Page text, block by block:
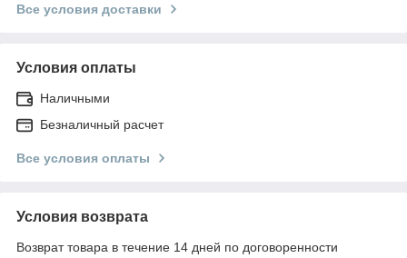
Все условия доставки
Условия оплаты
Наличными
Безналичный расчет
Все условия оплаты
Условия возврата
Возврат товара в течение 14 дней по договоренности